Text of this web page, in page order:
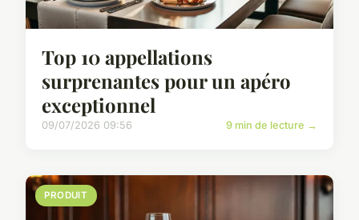
Top 10 appellations
surprenantes pour un apéro
exceptionnel
09/07/2026 09:56 9 min de lecture →
PRODUIT